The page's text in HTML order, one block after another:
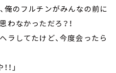
俺のフルチンがみんなの前に
わなかっただろ？！
ラしてたけど、今度会ったら
！」